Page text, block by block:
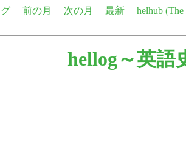
前の月 次の月 最新
helhub
hellog～英語